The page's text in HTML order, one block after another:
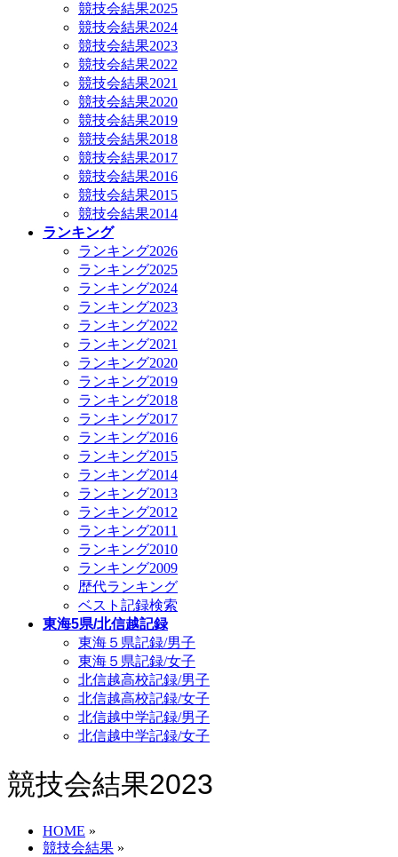
競技会結果2025
競技会結果2024
競技会結果2023
競技会結果2022
競技会結果2021
競技会結果2020
競技会結果2019
競技会結果2018
競技会結果2017
競技会結果2016
競技会結果2015
競技会結果2014
ランキング
ランキング2026
ランキング2025
ランキング2024
ランキング2023
ランキング2022
ランキング2021
ランキング2020
ランキング2019
ランキング2018
ランキング2017
ランキング2016
ランキング2015
ランキング2014
ランキング2013
ランキング2012
ランキング2011
ランキング2010
ランキング2009
歴代ランキング
ベスト記録検索
東海5県/北信越記録
東海５県記録/男子
東海５県記録/女子
北信越高校記録/男子
北信越高校記録/女子
北信越中学記録/男子
北信越中学記録/女子
競技会結果2023
HOME »
競技会結果 »